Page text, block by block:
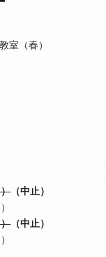
室（春）
（中止）
（中止）